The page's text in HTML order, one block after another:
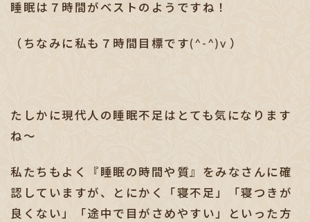
睡眠は７時間がベストのようですね！
（ちなみに私も７時間目標です(^-^)v ）
たしかに現代人の睡眠不足はとても気になります
ね～
私たちもよく『睡眠の時間や質』をみなさんに確
認していますが、とにかく「寝不足」「寝つきが
良くない」「途中で目がさめやすい」といった方